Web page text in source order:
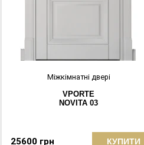
Міжкімнатні двері
VPORTE
NOVITA 03
25600 грн КУПИТИ